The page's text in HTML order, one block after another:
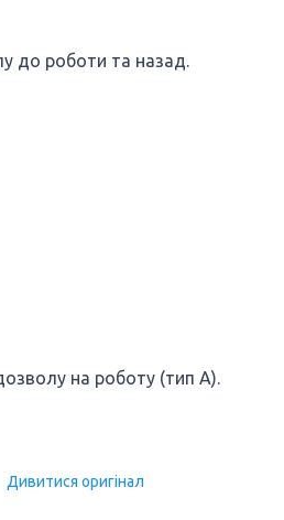
до роботи та назад.
на роботу (тип А).
Дивитися оригінал